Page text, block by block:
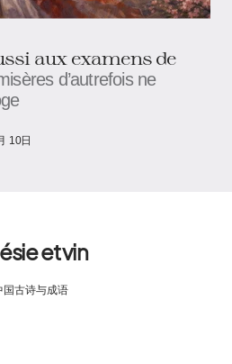
aux examens de
d’autrefois ne
10日
et vin
国古诗与成语